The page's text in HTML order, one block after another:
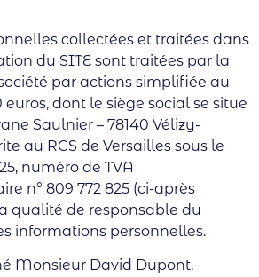
collectées et traitées dans
du SITE sont traitées par la
par actions simplifiée au
dont le siège social se situe
Saulnier – 78140 Vélizy-
au RCS de Versailles sous le
numéro de TVA
n° 809 772 825 (ci-après
qualité de responsable du
informations personnelles.
Monsieur David Dupont,